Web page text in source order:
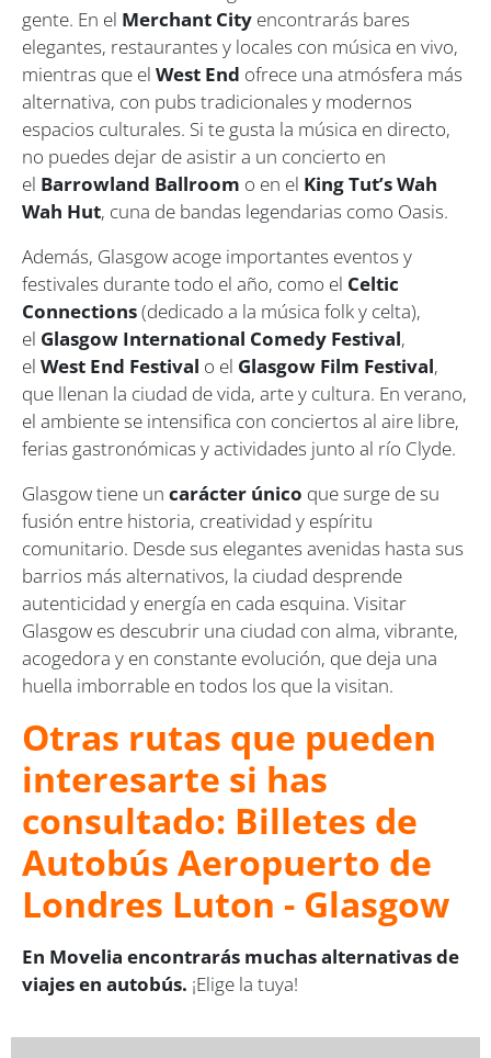
gente. En el Merchant City encontrarás bares
elegantes, restaurantes y locales con música en vivo,
mientras que el West End ofrece una atmósfera más
alternativa, con pubs tradicionales y modernos
espacios culturales. Si te gusta la música en directo,
no puedes dejar de asistir a un concierto en
el Barrowland Ballroom o en el King Tut’s Wah
Wah Hut, cuna de bandas legendarias como Oasis.
Además, Glasgow acoge importantes eventos y
festivales durante todo el año, como el Celtic
Connections(dedicado a la música folk y celta),
el Glasgow International Comedy Festival,
el West End Festival o el Glasgow Film Festival,
que llenan la ciudad de vida, arte y cultura. En verano,
el ambiente se intensifica con conciertos al aire libre,
ferias gastronómicas y actividades junto al río Clyde.
Glasgow tiene un carácter único que surge de su
fusión entre historia, creatividad y espíritu
comunitario. Desde sus elegantes avenidas hasta sus
barrios más alternativos, la ciudad desprende
autenticidad y energía en cada esquina. Visitar
Glasgow es descubrir una ciudad con alma, vibrante,
acogedora y en constante evolución, que deja una
huella imborrable en todos los que la visitan.
Otras rutas que pueden
interesarte si has
consultado: Billetes de
Autobús Aeropuerto de
Londres Luton - Glasgow
En Movelia encontrarás muchas alternativas de
viajes en autobús. ¡Elige la tuya!